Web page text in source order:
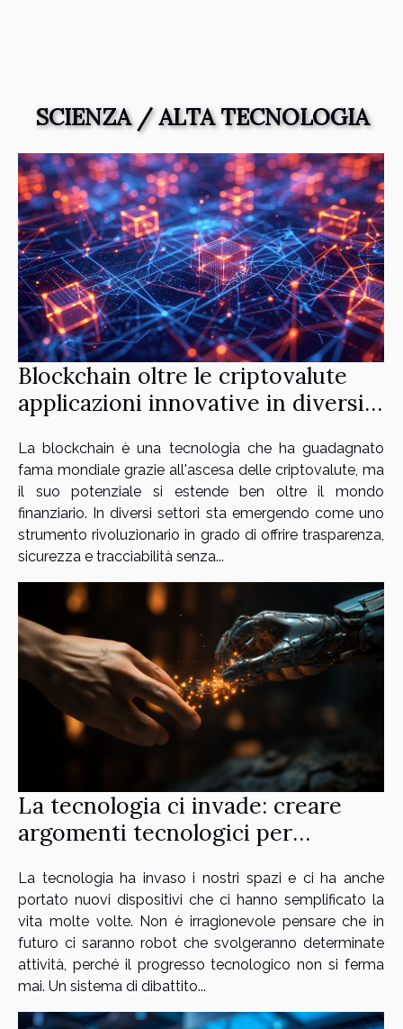
SCIENZA / ALTA TECNOLOGIA
Blockchain oltre le criptovalute
applicazioni innovative in diversi
La blockchain è una tecnologia che ha guadagnato
fama mondiale grazie all'ascesa delle criptovalute, ma
il suo potenziale si estende ben oltre il mondo
finanziario. In diversi settori sta emergendo come uno
strumento rivoluzionario in grado di offrire trasparenza,
sicurezza e tracciabilità senza...
La tecnologia ci invade: creare
argomenti tecnologici per
La tecnologia ha invaso i nostri spazi e ci ha anche
portato nuovi dispositivi che ci hanno semplificato la
vita molte volte. Non è irragionevole pensare che in
futuro ci saranno robot che svolgeranno determinate
attività, perché il progresso tecnologico non si ferma
mai. Un sistema di dibattito...